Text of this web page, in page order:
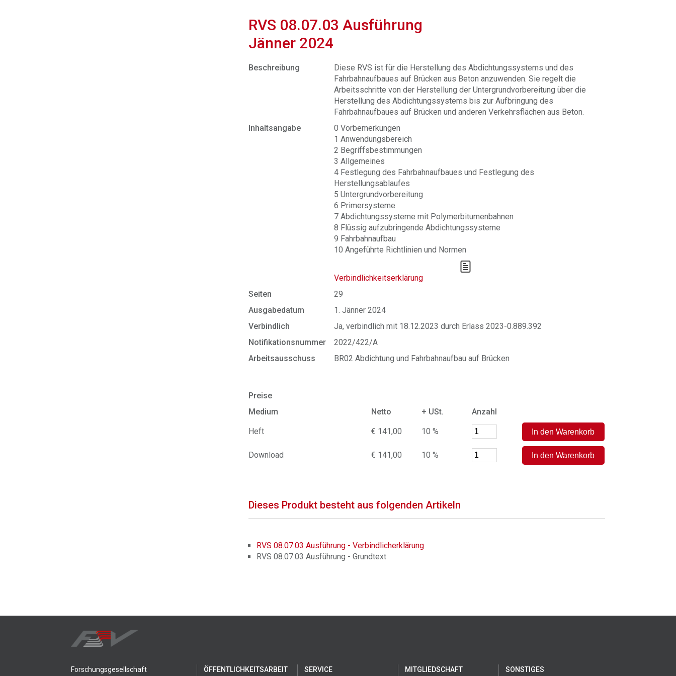
RVS 08.07.03 Ausführung
Jänner 2024
Beschreibung
Diese RVS ist für die Herstellung des Abdichtungssystems und des
Fahrbahnaufbaues auf Brücken aus Beton anzuwenden. Sie regelt die
Arbeitsschritte von der Herstellung der Untergrundvorbereitung über die
Herstellung des Abdichtungssystems bis zur Aufbringung des
Fahrbahnaufbaues auf Brücken und anderen Verkehrsflächen aus Beton.
Inhaltsangabe
0 Vorbemerkungen
1 Anwendungsbereich
2 Begriffsbestimmungen
3 Allgemeines
4 Festlegung des Fahrbahnaufbaues und Festlegung des
Herstellungsablaufes
5 Untergrundvorbereitung
6 Primersysteme
7 Abdichtungssysteme mit Polymerbitumenbahnen
8 Flüssig aufzubringende Abdichtungssysteme
9 Fahrbahnaufbau
10 Angeführte Richtlinien und Normen
Verbindlichkeitserklärung
Seiten
29
Ausgabedatum
1. Jänner 2024
Verbindlich
Ja, verbindlich mit 18.12.2023 durch Erlass 2023-0.889.392
Notifikationsnummer
2022/422/A
Arbeitsausschuss
BR02 Abdichtung und Fahrbahnaufbau auf Brücken
Preise
Medium
Netto + USt. Anzahl
Heft € 141,00 10 %
Download € 141,00 10 %
Dieses Produkt besteht aus folgenden Artikeln
RVS 08.07.03 Ausführung - Verbindlicherklärung
RVS 08.07.03 Ausführung - Grundtext
Forschungsgesellschaft
ÖFFENTLICHKEITSARBEIT SERVICE MITGLIEDSCHAFT SONSTIGES